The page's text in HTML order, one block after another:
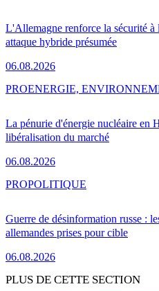
L'Allemagne renforce la sécurité
attaque hybride présumée
06.08.2026
La pénurie d'énergie nucléaire en
libéralisation du marché
06.08.2026
PROENERGIE,
Guerre de désinformation russe :
allemandes prises pour cible
06.08.2026
PROPOLITIQUE
PLUS DE CETTE SECTION